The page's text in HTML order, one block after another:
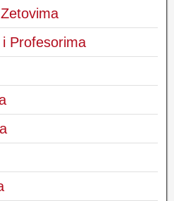
Profesorima